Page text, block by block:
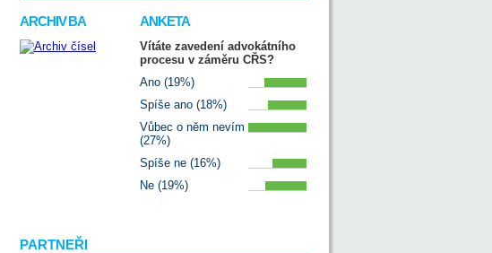
ARCHIV BA ANKETA
Vítáte zavedení advokátního
procesu v záměru CŘS?
Ano (19%)
Spíše ano (18%)
Vůbec o něm nevím
(27%)
Spíše ne (16%)
Ne (19%)
PARTNEŘI